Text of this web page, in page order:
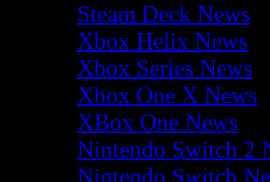
Steam Deck News
Xbox Helix News
Xbox Series News
Xbox One X News
XBox One News
Nintendo Switch 2
Nintendo Switch